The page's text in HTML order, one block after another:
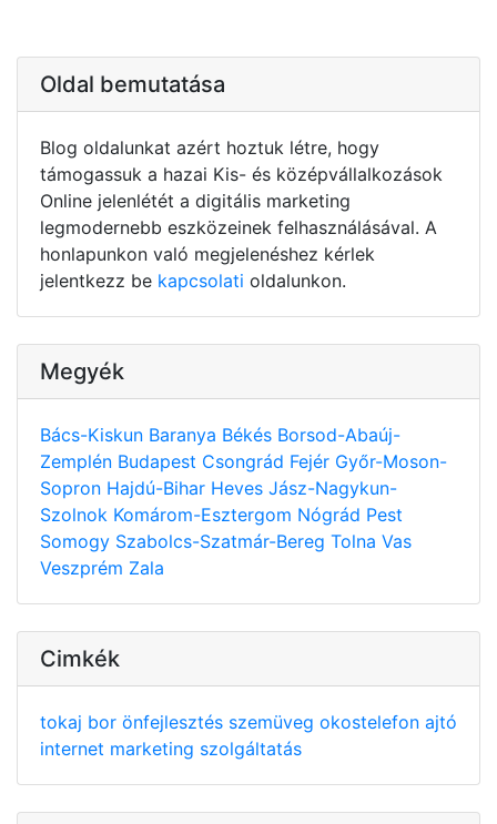
Oldal bemutatása
Blog oldalunkat azért hoztuk létre, hogy
támogassuk a hazai Kis- és középvállalkozások
Online jelenlétét a digitális marketing
legmodernebb eszközeinek felhasználásával. A
honlapunkon való megjelenéshez kérlek
jelentkezz be kapcsolati oldalunkon.
Megyék
Bács-Kiskun Baranya Békés Borsod-Abaúj-
Zemplén Budapest Csongrád Fejér Győr-Moson-
Sopron Hajdú-Bihar Heves Jász-Nagykun-
Szolnok Komárom-Esztergom Nógrád Pest
Somogy Szabolcs-Szatmár-Bereg Tolna Vas
Veszprém Zala
Cimkék
tokaj bor önfejlesztés szemüveg okostelefon ajtó
internet marketing szolgáltatás